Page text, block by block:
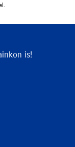
is!